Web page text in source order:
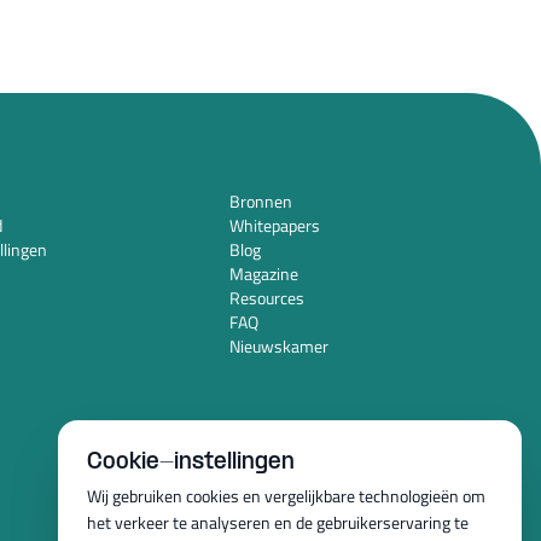
Bronnen
Whitepapers
Blog
Magazine
Resources
FAQ
Nieuwskamer
Cookie-instellingen
Wij gebruiken cookies en vergelijkbare technologieën om
het verkeer te analyseren en de gebruikerservaring te